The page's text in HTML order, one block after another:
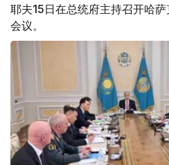
耶夫15日在总统府主持召开哈
会议。